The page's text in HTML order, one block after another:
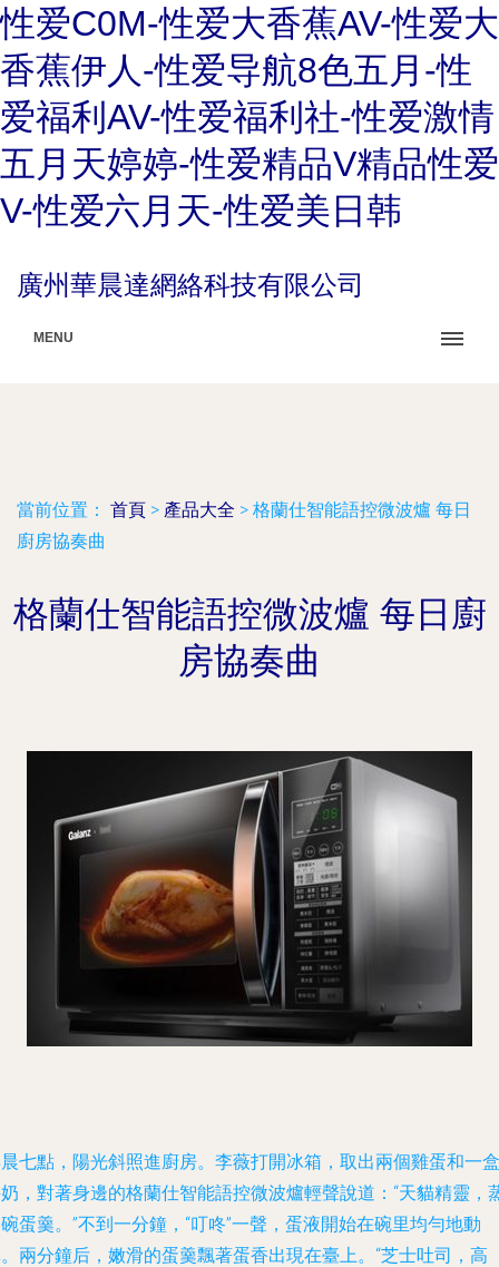
性爱C0M-性爱大香蕉AV-性爱大
香蕉伊人-性爱导航8色五月-性
爱福利AV-性爱福利社-性爱激情
五月天婷婷-性爱精品V精品性爱
V-性爱六月天-性爱美日韩
廣州華晨達網絡科技有限公司
MENU
當前位置： 首頁 > 產品大全 > 格蘭仕智能語控微波爐 每日
廚房協奏曲
格蘭仕智能語控微波爐 每日廚
房協奏曲
七點，陽光斜照進廚房。李薇打開冰箱，取出兩個雞蛋和一盒
，對著身邊的格蘭仕智能語控微波爐輕聲說道：“天貓精靈，
蛋羹。”不到一分鐘，“叮咚”一聲，蛋液開始在碗里均勻地動
兩分鐘后，嫩滑的蛋羹飄著蛋香出現在臺上。“芝士吐司，高